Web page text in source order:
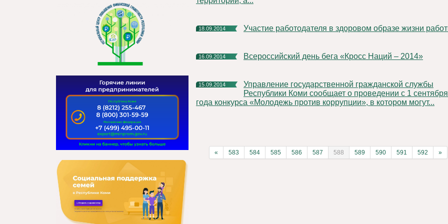
18.09.2014 Участие работодателя в здоровом образе жизни
16.09.2014 Всероссийский день бега «Кросс Наций – 2014»
15.09.2014
Управление государственной гражданской службы
Республики Коми сообщает о проведении с 1
года конкурса «Молодежь против коррупции», в котором могут...
« 583 584 585 586 587 588 589 590 591 592 »